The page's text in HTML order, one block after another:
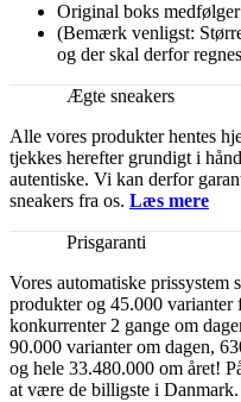
Original boks medfølger
(Bemærk venligst:
og der skal derfor
Ægte sneakers
Alle vores produkter hentes
tjekkes herefter grundigt i
autentiske. Vi kan derfor
sneakers fra os. Læs mere
Prisgaranti
Vores automatiske prissystem
produkter og 45.000 varianter
konkurrenter 2 gange om
90.000 varianter om dagen,
og hele 33.480.000 om året!
at være de billigste i Danmark.